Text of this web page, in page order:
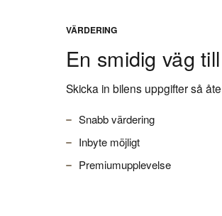
VÄRDERING
En smidig väg
Skicka in bilens uppgifter så
Snabb värdering
Inbyte möjligt
Premiumupplevelse